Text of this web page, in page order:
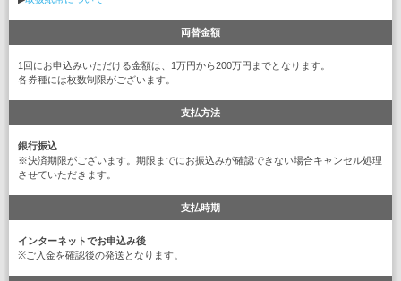
両替金額
1回にお申込みいただける金額は、1万円から200万円までとなります。
各券種には枚数制限がございます。
支払方法
銀行振込
※決済期限がございます。期限までにお振込みが確認できない場合キャンセル処理
させていただきます。
支払時期
インターネットでお申込み後
※ご入金を確認後の発送となります。